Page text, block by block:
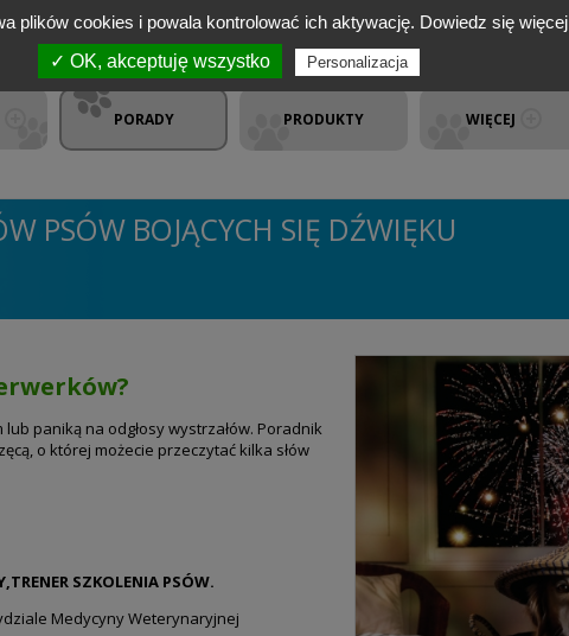
PORADY PRODUKTY WIĘCEJ
PSÓW BOJĄCYCH SIĘ DŹWIĘKU
paniką na odgłosy wystrzałów. Poradnik
o której możecie przeczytać kilka słów
SZKOLENIA PSÓW.
Medycyny Weterynaryjnej
plików cookies i powala kontrolować ich aktywację. Dowiedz się więcej
✓ OK, akceptuję wszystko
Personalizacja